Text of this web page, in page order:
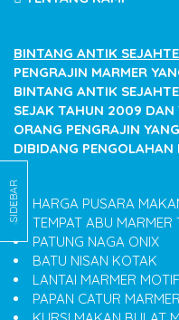
SIDEBAR
BINTANG ANTIK
PENGRAJIN MARMER
BINTANG ANTIK
SEJAK TAHUN 2009 DAN
ORANG PENGRAJIN
DIBIDANG PENGOLAHAN
HARGA PUSARA
TEMPAT ABU MARMER
PATUNG NAGA ONIX
BATU NISAN KOTAK
LANTAI MARMER MOTIF
PAPAN CATUR MARMER